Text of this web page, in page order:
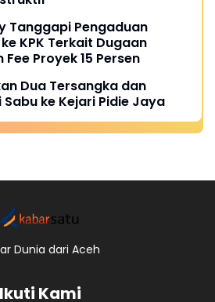
Tanggapi Pengaduan
KPK Terkait Dugaan
Proyek 15 Persen
Dua Tersangka dan
Sabu ke Kejari Pidie Jaya
Dunia dari Aceh
Ikuti Kami